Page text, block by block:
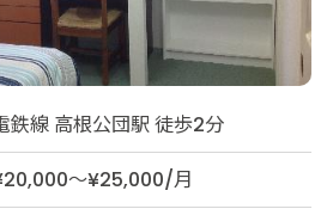
鉄線 高根公団駅 徒歩2分
～¥25,000/月